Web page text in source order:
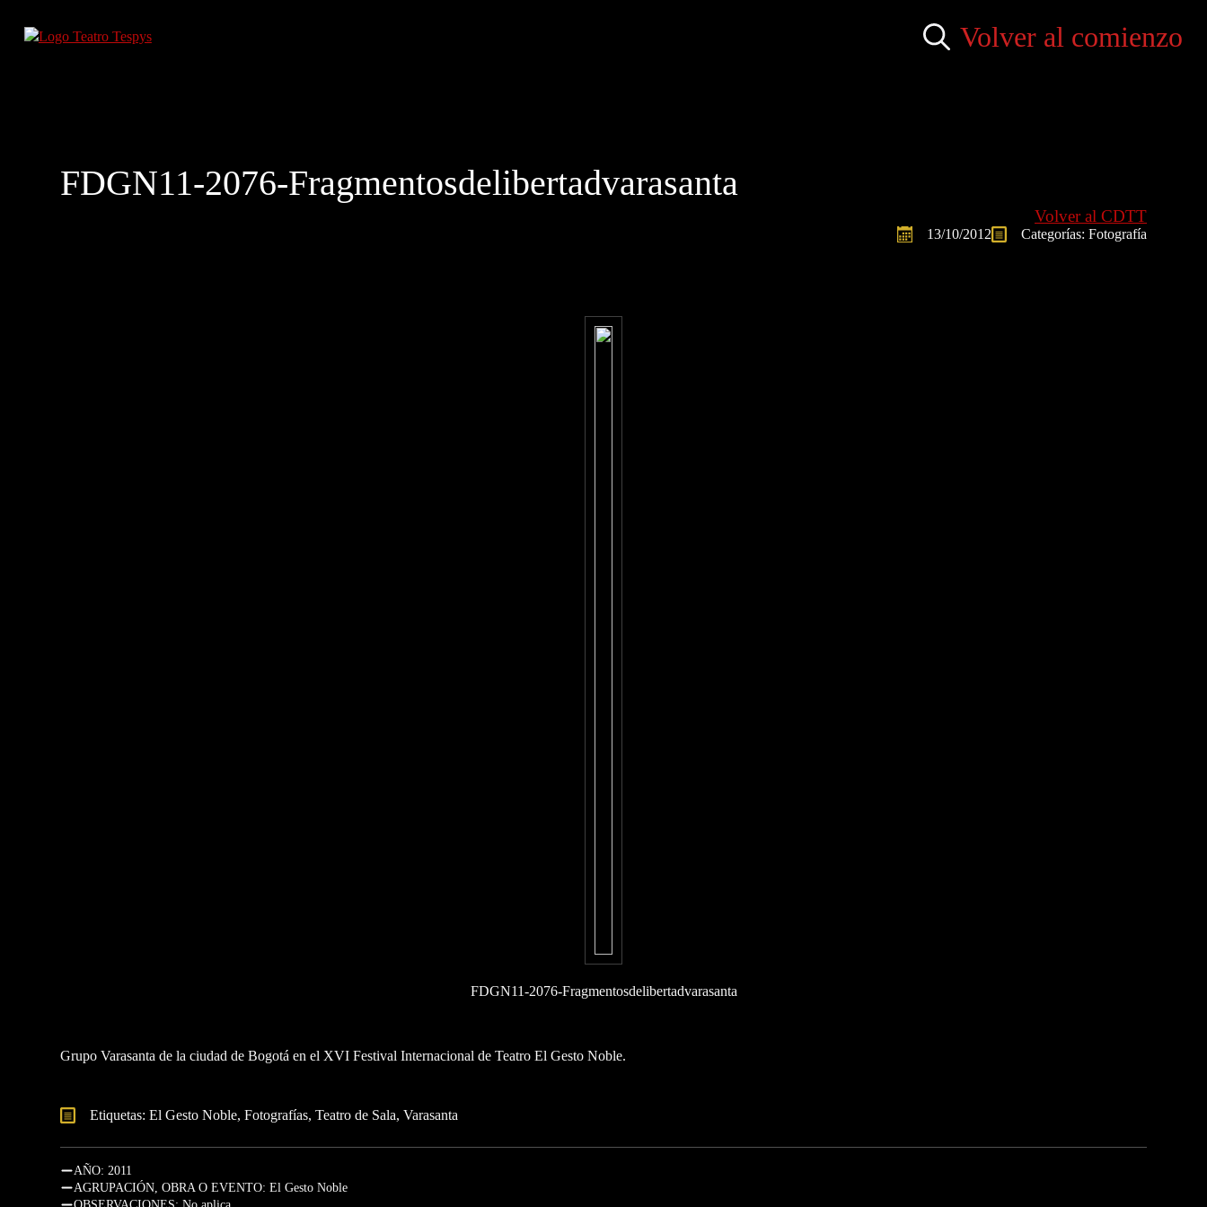
Volver al comienzo
FDGN11-2076-Fragmentosdelibertadvarasanta
Volver al CDTT
13/10/2012 Categorías: Fotografía
FDGN11-2076-Fragmentosdelibertadvarasanta
Grupo Varasanta de la ciudad de Bogotá en el XVI Festival Internacional de Teatro El Gesto Noble.
Etiquetas: El Gesto Noble Fotografías Teatro de Sala Varasanta
AÑO: 2011
AGRUPACIÓN, OBRA O EVENTO: El Gesto Noble